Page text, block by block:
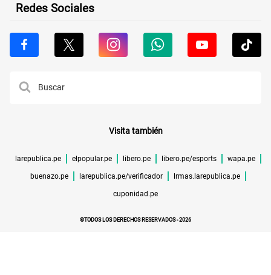
Redes Sociales
Visita también
larepublica.pe elpopular.pe libero.pe libero.pe/esports wapa.pe
buenazo.pe larepublica.pe/verificador lrmas.larepublica.pe
cuponidad.pe
©TODOS LOS DERECHOS RESERVADOS -2026